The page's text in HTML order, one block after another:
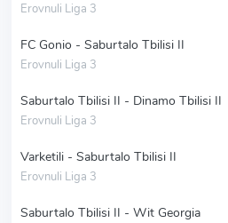
Erovnuli Liga 3
FC Gonio - Saburtalo Tbilisi II
Erovnuli Liga 3
Saburtalo Tbilisi II - Dinamo Tbilisi II
Erovnuli Liga 3
Varketili - Saburtalo Tbilisi II
Erovnuli Liga 3
Saburtalo Tbilisi II - Wit Georgia